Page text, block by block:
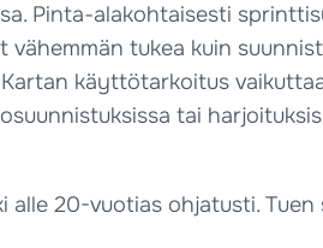
Pinta-alakohtaisesti
tukea kuin
käyttötarkoitus
tai
20-vuotias ohjatusti.